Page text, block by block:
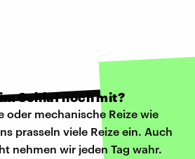
Schlaf noch mit?
oder mechanische Reize wie
prasseln viele Reize ein. Auch
nehmen wir jeden Tag wahr.